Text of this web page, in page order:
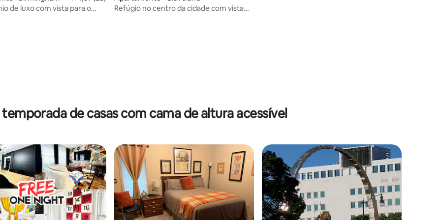
sofás seccionais que
confortavelmente mais
de 5, 13 avaliações
de luxo com vista para o
Refúgio no centro da cidade com vista
de casas com cama de altura acessível